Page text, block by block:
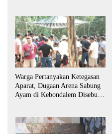
Warga Pertanyakan Ketegasan
Aparat, Dugaan Arena Sabung
Ayam di Kebondalem Disebut